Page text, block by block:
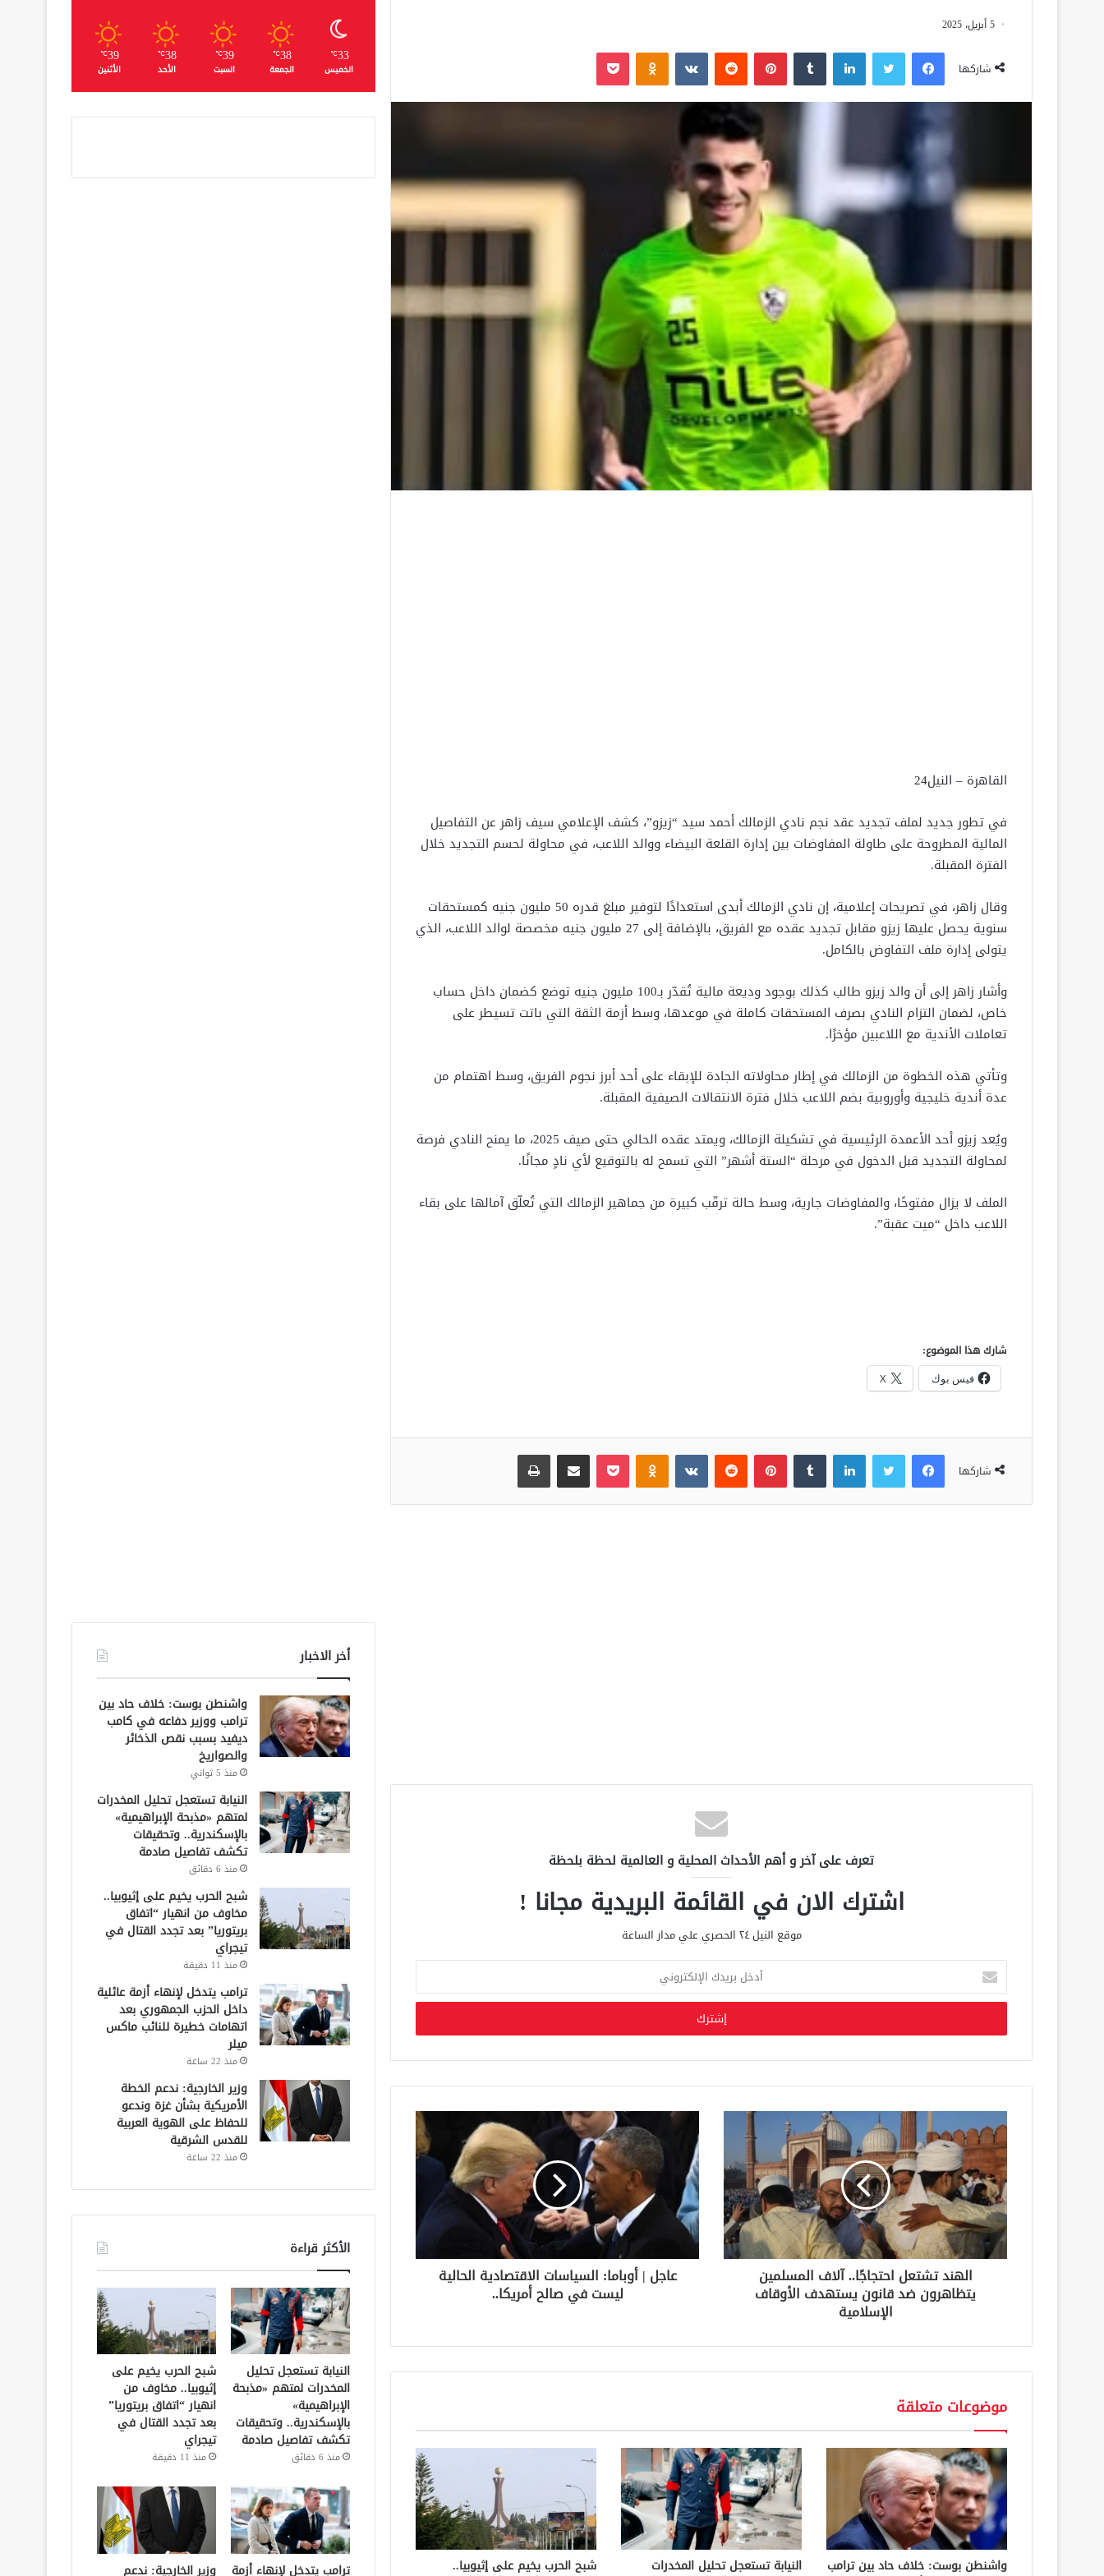
5 أبريل، 2025
شاركها
فيسبوك لينكدإن بينتيريست
القاهرة – النيل24
في تطور جديد لملف تجديد عقد نجم نادي الزمالك أحمد سيد “زيزو”، كشف الإعلامي سيف زاهر عن التفاصيل
المالية المطروحة على طاولة المفاوضات بين إدارة القلعة البيضاء ووالد اللاعب، في محاولة لحسم التجديد خلال
الفترة المقبلة.
وقال زاهر، في تصريحات إعلامية، إن نادي الزمالك أبدى استعدادًا لتوفير مبلغ قدره 50 مليون جنيه كمستحقات
سنوية يحصل عليها زيزو مقابل تجديد عقده مع الفريق، بالإضافة إلى 27 مليون جنيه مخصصة لوالد اللاعب، الذي
يتولى إدارة ملف التفاوض بالكامل.
وأشار زاهر إلى أن والد زيزو طالب كذلك بوجود وديعة مالية تُقدّر بـ100 مليون جنيه توضع كضمان داخل حساب
خاص، لضمان التزام النادي بصرف المستحقات كاملة في موعدها، وسط أزمة الثقة التي باتت تسيطر على
تعاملات الأندية مع اللاعبين مؤخرًا.
وتأتي هذه الخطوة من الزمالك في إطار محاولاته الجادة للإبقاء على أحد أبرز نجوم الفريق، وسط اهتمام من
عدة أندية خليجية وأوروبية بضم اللاعب خلال فترة الانتقالات الصيفية المقبلة.
ويُعد زيزو أحد الأعمدة الرئيسية في تشكيلة الزمالك، ويمتد عقده الحالي حتى صيف 2025، ما يمنح النادي فرصة
لمحاولة التجديد قبل الدخول في مرحلة “الستة أشهر” التي تسمح له بالتوقيع لأي نادٍ مجانًا.
الملف لا يزال مفتوحًا، والمفاوضات جارية، وسط حالة ترقّب كبيرة من جماهير الزمالك التي تُعلّق آمالها على بقاء
اللاعب داخل “ميت عقبة”.
شارك هذا الموضوع:
فيس بوك X
شاركها
فيسبوك لينكدإن بينتيريست بوكيت
تعرف على آخر و أهم الأحداث المحلية و العالمية لحظة بلحظة
اشترك الان في القائمة البريدية مجانا !
موقع النيل ٢٤ الحصري علي مدار الساعة
خ
ب
ر
د
ك
ا
ل
إ
ل
ك
ت
ر
و
ن
الهند تشتعل احتجاجًا.. آلاف المسلمين
يتظاهرون ضد قانون يستهدف الأوقاف
الإسلامية
عاجل | أوباما: السياسات الاقتصادية الحالية
ليست في صالح أمريكا..
موضوعات متعلقة
واشنطن بوست: خلاف حاد بين ترامب النيابة تستعجل تحليل المخدرات شبح الحرب يخيم على إثيوبيا..
33
℃
الخميس
38
℃
الجمعة
39
℃
السبت
38
℃
الأحد
39
℃
الأثنين
أخر الاخبار
واشنطن بوست: خلاف حاد بين
ترامب ووزير دفاعه في كامب
ديفيد بسبب نقص الذخائر
والصواريخ
منذ 5 ثواني
النيابة تستعجل تحليل المخدرات
لمتهم «مذبحة الإبراهيمية»
بالإسكندرية.. وتحقيقات
تكشف تفاصيل صادمة
منذ 6 دقائق
شبح الحرب يخيم على إثيوبيا..
مخاوف من انهيار “اتفاق
بريتوريا” بعد تجدد القتال في
تيجراي
منذ 11 دقيقة
ترامب يتدخل لإنهاء أزمة عائلية
داخل الحزب الجمهوري بعد
اتهامات خطيرة للنائب ماكس
ميلر
منذ 22 ساعة
وزير الخارجية: ندعم الخطة
الأمريكية بشأن غزة وندعو
للحفاظ على الهوية العربية
للقدس الشرقية
منذ 22 ساعة
الأكثر قراءة
النيابة تستعجل تحليل
المخدرات لمتهم «مذبحة
الإبراهيمية»
بالإسكندرية.. وتحقيقات
تكشف تفاصيل صادمة
منذ 6 دقائق
شبح الحرب يخيم على
إثيوبيا.. مخاوف من
انهيار “اتفاق بريتوريا”
بعد تجدد القتال في
تيجراي
منذ 11 دقيقة
ترامب يتدخل لإنهاء أزمة وزير الخارجية: ندعم